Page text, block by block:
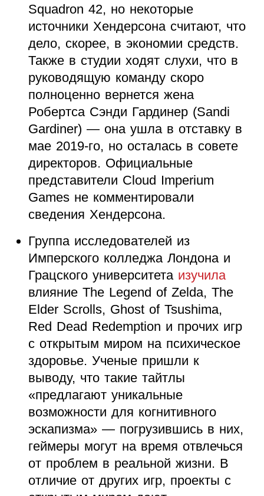
Squadron 42, но некоторые
источники Хендерсона считают, что
дело, скорее, в экономии средств.
Также в студии ходят слухи, что в
руководящую команду скоро
полноценно вернется жена
Робертса Сэнди Гардинер (Sandi
Gardiner) — она ушла в отставку в
мае 2019-го, но осталась в совете
директоров. Официальные
представители Cloud Imperium
Games не комментировали
сведения Хендерсона.
Группа исследователей из
Имперского колледжа Лондона и
Грацского университета изучила
влияние The Legend of Zelda, The
Elder Scrolls, Ghost of Tsushima,
Red Dead Redemption и прочих игр
с открытым миром на психическое
здоровье. Ученые пришли к
выводу, что такие тайтлы
«предлагают уникальные
возможности для когнитивного
эскапизма» — погрузившись в них,
геймеры могут на время отвлечься
от проблем в реальной жизни. В
отличие от других игр, проекты с